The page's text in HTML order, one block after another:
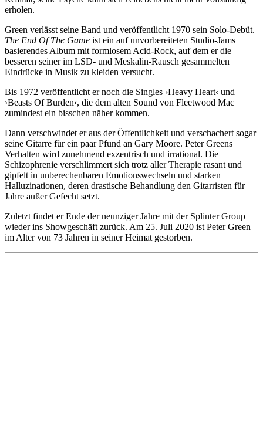
erholen.
Green verlässt seine Band und veröffentlicht 1970 sein Solo-Debüt.
The End Of The Game ist ein auf unvorbereiteten Studio-Jams
basierendes Album mit formlosem Acid-Rock, auf dem er die
besseren seiner im LSD- und Meskalin-Rausch gesammelten
Eindrücke in Musik zu kleiden versucht.
Bis 1972 veröffentlicht er noch die Singles ›Heavy Heart‹ und
›Beasts Of Burden‹, die dem alten Sound von Fleetwood Mac
zumindest ein bisschen näher kommen.
Dann verschwindet er aus der Öffentlichkeit und verschachert sogar
seine Gitarre für ein paar Pfund an Gary Moore. Peter Greens
Verhalten wird zunehmend exzentrisch und irrational. Die
Schizophrenie verschlimmert sich trotz aller Therapie rasant und
gipfelt in unberechenbaren Emotionswechseln und starken
Halluzinationen, deren drastische Behandlung den Gitarristen für
Jahre außer Gefecht setzt.
Zuletzt findet er Ende der neunziger Jahre mit der Splinter Group
wieder ins Showgeschäft zurück. Am 25. Juli 2020 ist Peter Green
im Alter von 73 Jahren in seiner Heimat gestorben.